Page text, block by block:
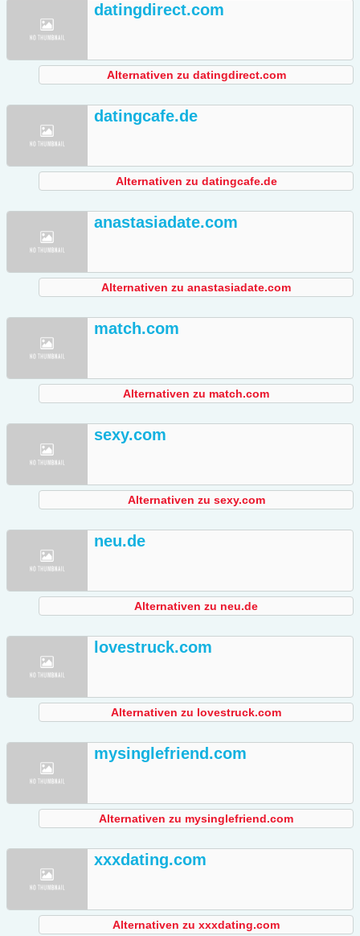
datingdirect.com
Alternativen zu datingdirect.com
datingcafe.de
Alternativen zu datingcafe.de
anastasiadate.com
Alternativen zu anastasiadate.com
match.com
Alternativen zu match.com
sexy.com
Alternativen zu sexy.com
neu.de
Alternativen zu neu.de
lovestruck.com
Alternativen zu lovestruck.com
mysinglefriend.com
Alternativen zu mysinglefriend.com
xxxdating.com
Alternativen zu xxxdating.com